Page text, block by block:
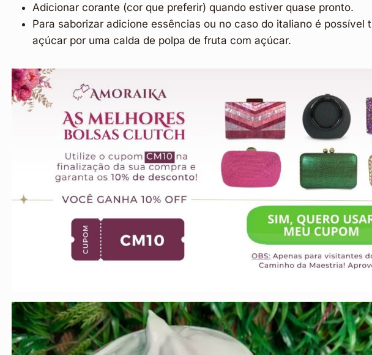
Adicionar corante (cor que preferir) quando estiver quase pronto.
Para saborizar adicione essências ou no caso do italiano é possível
açúcar por uma calda de polpa de fruta com açúcar.